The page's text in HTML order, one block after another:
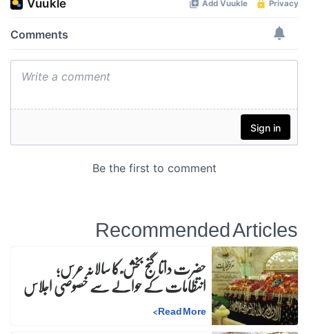
Recommended Articles
حضرت داتا گنج بخش ؒ کا سالانہ عرس;
انتظامات کے حوالے سے خصوصی اجلاس
Read More
>